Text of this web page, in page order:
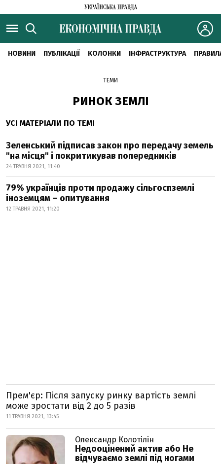
НОВИНИ ПУБЛІКАЦІЇ КОЛОНКИ ІНФРАСТРУКТУРА
ТЕМИ
РИНОК ЗЕМЛІ
УСІ МАТЕРІАЛИ ПО ТЕМІ
Зеленський підписав закон про передачу земель
"на місця" і покритикував попередників
24 ТРАВНЯ 2021, 11:40
79% українців проти продажу сільгоспземлі
іноземцям – опитування
12 ТРАВНЯ 2021, 11:20
Прем'єр: Після запуску ринку вартість землі
може зростати від 2 до 5 разів
11 ТРАВНЯ 2021, 13:45
Олександр Колотілін
Недооцінений актив або Не
відчуваємо землі під ногами